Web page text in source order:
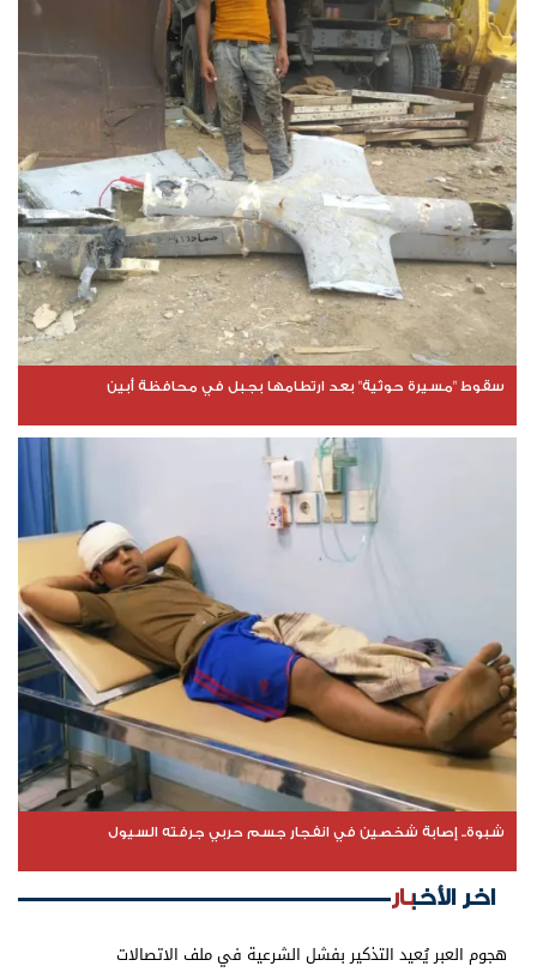
سقوط "مسيرة حوثية" بعد ارتطامها بجبل في محافظة أبين
شبوة.. إصابة شخصين في انفجار جسم حربي جرفته السيول
اخر الأخبار
هجوم العبر يُعيد التذكير بفشل الشرعية في ملف الاتصالات